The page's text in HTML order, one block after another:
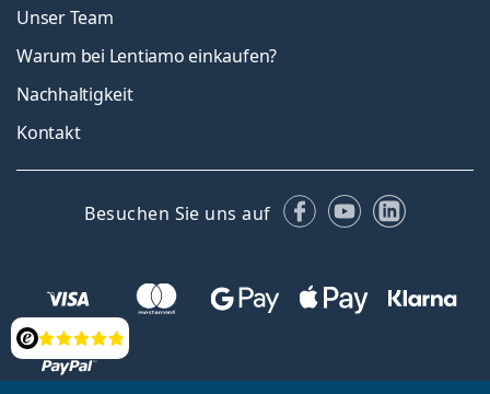
Bewertung
Unser Team
Warum bei Lentiamo einkaufen?
Nachhaltigkeit
Kontakt
Besuchen Sie uns auf Facebook
YouTubeLinkedIn